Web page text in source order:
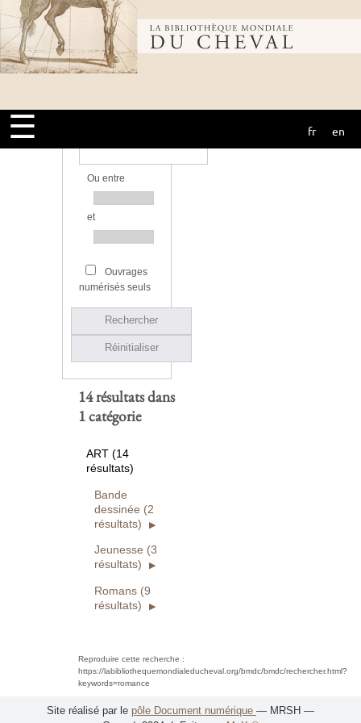
Bibliothèque
mondiale du
cheval
☰ fr en
Bibliothèque
Ou entre
et
Ouvrages
numérisés seuls
Rechercher
Réinitialiser
14 résultats dans
1 catégorie
ART (14
résultats)
Bande
dessinée (2
résultats)
Jeunesse (3
résultats)
Romans (9
résultats)
Reproduire cette recherche :
https://labibliothequemondialeducheval.org/bmdc/bmdc/rechercher.html?
keywords=romance
Site réalisé par le pôle Document numérique — MRSH —